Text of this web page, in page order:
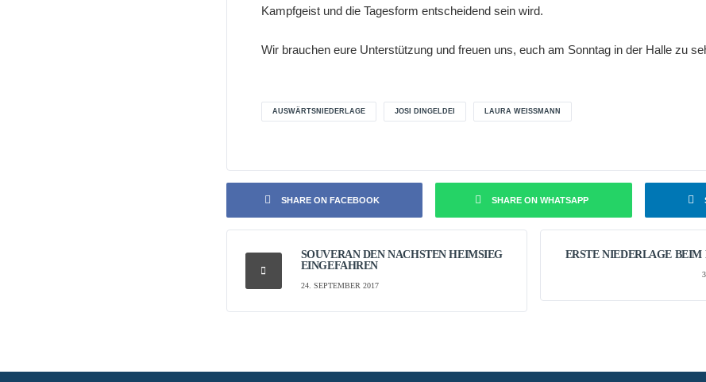
Kampfgeist und die Tagesform entscheidend sein wird.
Wir brauchen eure Unterstützung und freuen uns, euch am Sonntag in der Halle zu
AUSWÄRTSNIEDERLAGE JOSI DINGELDEI LAURA WEISSMANN
SHARE ON FACEBOOK SHARE ON WHATSAPP
SOUVERÄN DEN NÄCHSTEN HEIMSIEG
EINGEFAHREN
24. SEPTEMBER 2017
ERSTE NIEDERLAGE